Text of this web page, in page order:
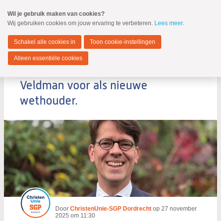
naar
Spring
de
inhoud
Spring
naar
hoofdmenu
Dordrecht
MENU
Zoeken:
Zoeken
Veldman voor als nieuwe
wethouder.
Door ChristenUnie-SGP Dordrecht op 27 november
2025 om 11:30
Wil je gebruik maken van cookies?
Wij gebruiken cookies om jouw ervaring te verbeteren. Lees meer.
Schakel alle cookies in Toon cookie-instellingen
Alleen essentiële cookies